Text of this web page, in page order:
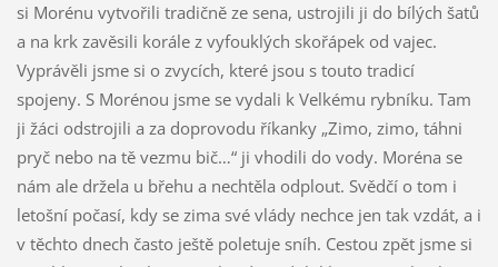
si Morénu vytvořili tradičně ze sena, ustrojili ji do bílých šatů
a na krk zavěsili korále z vyfouklých skořápek od vajec.
Vyprávěli jsme si o zvycích, které jsou s touto tradicí
spojeny. S Morénou jsme se vydali k Velkému rybníku. Tam
ji žáci odstrojili a za doprovodu říkanky „Zimo, zimo, táhni
pryč nebo na tě vezmu bič…“ ji vhodili do vody. Moréna se
nám ale držela u břehu a nechtěla odplout. Svědčí o tom i
letošní počasí, kdy se zima své vlády nechce jen tak vzdát, a i
v těchto dnech často ještě poletuje sníh. Cestou zpět jsme si